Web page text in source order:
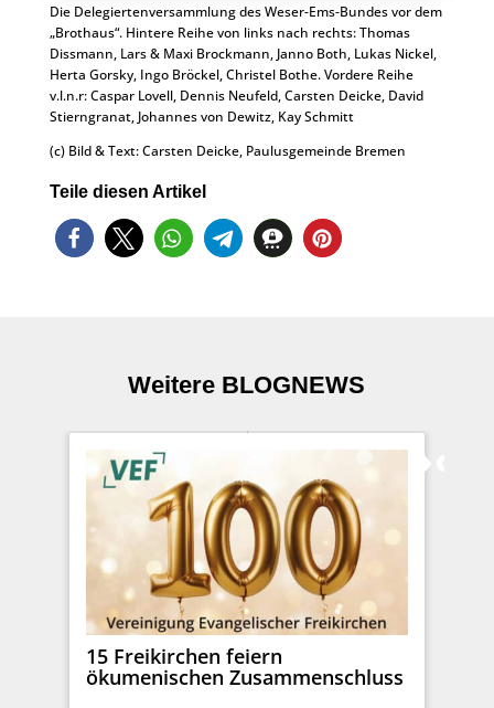
Die Delegiertenversammlung des Weser-Ems-Bundes vor dem
„Brothaus“. Hintere Reihe von links nach rechts: Thomas
Dissmann, Lars & Maxi Brockmann, Janno Both, Lukas Nickel,
Herta Gorsky, Ingo Bröckel, Christel Bothe. Vordere Reihe
v.l.n.r: Caspar Lovell, Dennis Neufeld, Carsten Deicke, David
Stierngranat, Johannes von Dewitz, Kay Schmitt
(c) Bild & Text: Carsten Deicke, Paulusgemeinde Bremen
Teile diesen Artikel
Weitere BLOGNEWS
15 Freikirchen feiern
ökumenischen Zusammenschluss